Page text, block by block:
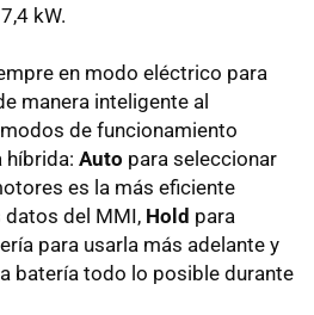
kW.
en modo eléctrico para
manera inteligente al
de funcionamiento
híbrida: Auto para seleccionar
es la más eficiente
datos del MMI, Hold para
para usarla más adelante y
batería todo lo posible durante